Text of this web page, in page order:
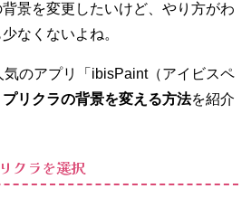
背景を変更したいけど、やり方がわ
なくないよね。
のアプリ「ibisPaint（アイビスペ
プリクラの背景を変える方法を紹介
クラを選択